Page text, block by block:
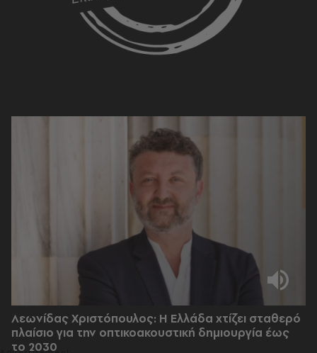
Λεωνίδας Χριστόπουλος: Η Ελλάδα χτίζει σταθερό
πλαίσιο για την οπτικοακουστική δημιουργία έως
το 2030